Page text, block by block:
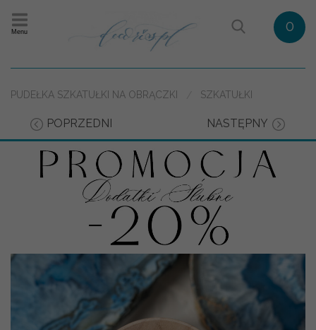
Menu 0
PUDEŁKA SZKATUŁKI NA OBRĄCZKI SZKATUŁKI
POPRZEDNI NASTĘPNY